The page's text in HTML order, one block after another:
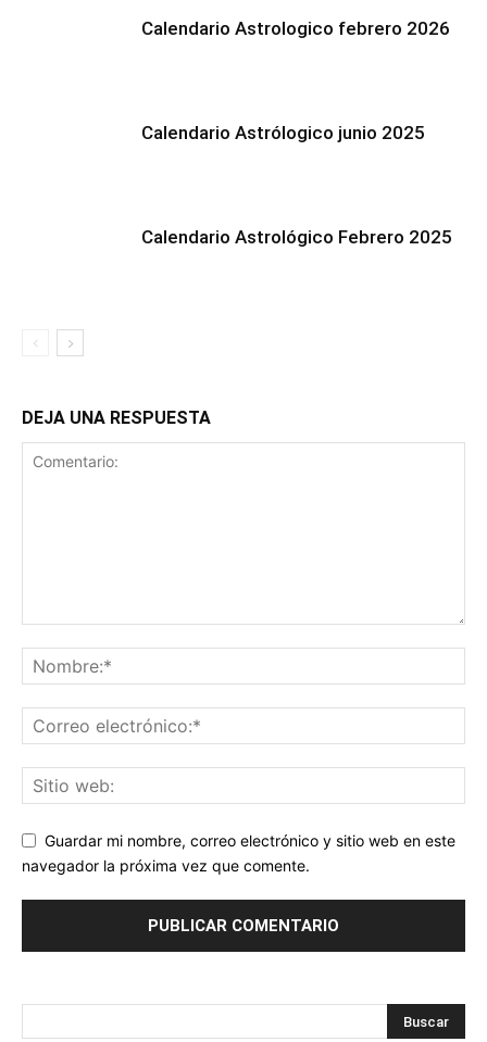
Calendario Astrologico febrero 2026
Calendario Astrólogico junio 2025
Calendario Astrológico Febrero 2025
DEJA UNA RESPUESTA
Guardar mi nombre, correo electrónico y sitio web en este
navegador la próxima vez que comente.